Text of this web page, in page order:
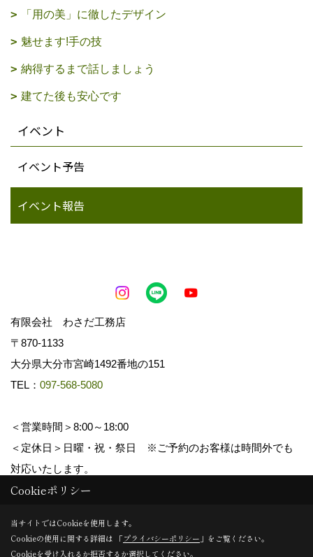
「用の美」に徹したデザイン
魅せます!手の技
納得するまで話しましょう
建てた後も安心です
イベント
イベント予告
イベント報告
有限会社 わさだ工務店
〒870-1133
大分県大分市宮崎1492番地の151
TEL： 097-568-5080
＜営業時間＞8:00～18:00
＜定休日＞日曜・祝・祭日 ※ご予約のお客様は時間外でも
対応いたします。
Copyright (c) wasadakomuten. All Rights Reserved.
Produced byゴデスクリエイト
Cookieポリシー
当サイトではCookieを使用します。
Cookieの使用に関する詳細は 「プライバシーポリシー 」をご覧ください。
Cookieを受け入れるか拒否するか選択してください。